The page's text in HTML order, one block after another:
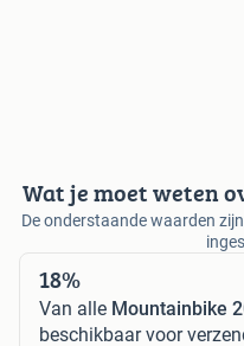
Wat je moet weten
De onderstaande waarden
18%
Van alle Mountainbike
beschikbaar voor